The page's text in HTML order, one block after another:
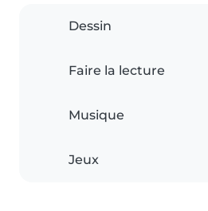
Dessin
Faire la lecture
Musique
Jeux